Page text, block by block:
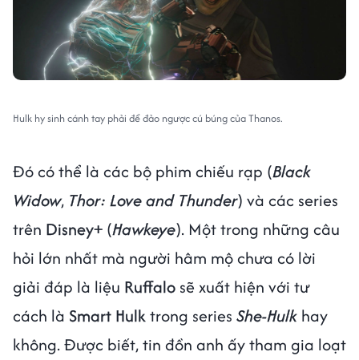
Hulk hy sinh cánh tay phải để đảo ngược cú búng của Thanos.
Đó có thể là các bộ phim chiếu rạp (Black
Widow, Thor: Love and Thunder) và các series
trên Disney+ (Hawkeye). Một trong những câu
hỏi lớn nhất mà người hâm mộ chưa có lời
giải đáp là liệu Ruffalo sẽ xuất hiện với tư
cách là Smart Hulktrong series She-Hulk hay
không. Được biết, tin đồn anh ấy tham gia loạt